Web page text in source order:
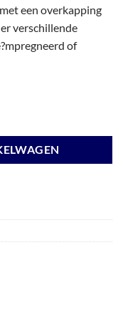
een overkapping
verschillende
of